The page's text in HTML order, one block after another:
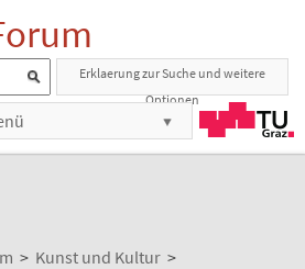
Erklaerung zur Suche und weitere
Optionen
> Kunst und Kultur >